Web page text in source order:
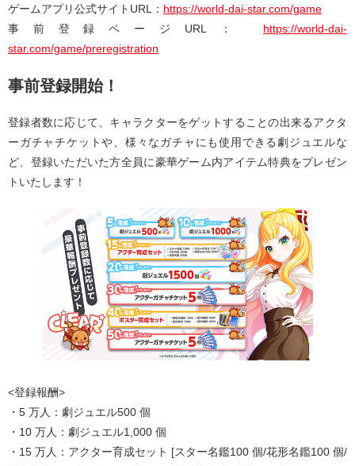
ゲームアプリ公式サイトURL： https://world-dai-star.com/game
事前登録ページURL： https://world-dai-
star.com/game/preregistration
事前登録開始！
登録者数に応じて、キャラクターをゲットすることの出来るアクタ
ーガチャチケットや、様々なガチャにも使用できる劇ジュエルな
ど、登録いただいた方全員に豪華ゲーム内アイテム特典をプレゼン
トいたします！
<登録報酬>
・5 万人：劇ジュエル500 個
・10 万人：劇ジュエル1,000 個
・15 万人：アクター育成セット [スター名鑑100 個/花形名鑑100 個/